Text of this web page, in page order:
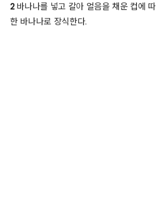
2 바나나를 넣고 갈아 얼음을 채운 컵에
한 바나나로 장식한다.